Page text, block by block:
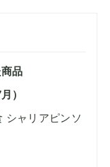
品
）
シャリアピンソ